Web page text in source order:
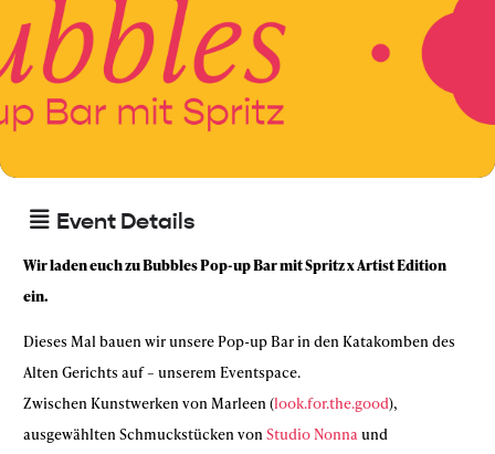
Event Details
Wir laden euch zu Bubbles Pop-up Bar mit Spritz x Artist Edition
ein.
Dieses Mal bauen wir unsere Pop-up Bar in den Katakomben des
Alten Gerichts auf – unserem Eventspace.
Zwischen Kunstwerken von Marleen (look.for.the.good),
ausgewählten Schmuckstücken von Studio Nonnaund